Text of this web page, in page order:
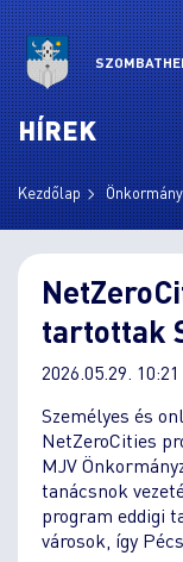
HÍREK
Kezdőlap
tartottak
2026.05.29. 10:21
Személyes és
NetZeroCities
MJV
tanácsnok
program eddigi
városok, így